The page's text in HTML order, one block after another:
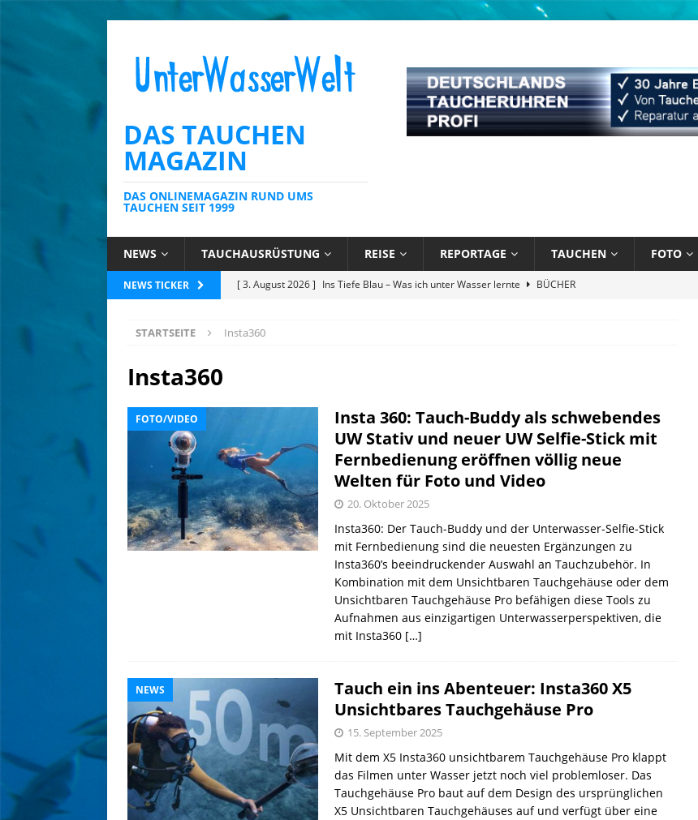
DAS TAUCHEN
MAGAZIN
DAS ONLINEMAGAZIN RUND UMS
TAUCHEN SEIT 1999
NEWS TAUCHAUSRÜSTUNG REISE REPORTAGE TAUCHEN FOTO
NEWS TICKER [ 3. August 2026 ] Ins Tiefe Blau – Was ich unter Wasser lernte
BÜCHER
[ 14. Juli 2026 ]
[ 4. August 2026 ]
Editorial August 2026 EDITORIAL
STARTSEITE Insta360
Insta360
FOTO/VIDEO
Insta 360: Tauch-Buddy als schwebendes
UW Stativ und neuer UW Selfie-Stick mit
Fernbedienung eröffnen völlig neue
Welten für Foto und Video
20. Oktober 2025
Insta360: Der Tauch-Buddy und der Unterwasser-Selfie-Stick
mit Fernbedienung sind die neuesten Ergänzungen zu
Insta360’s beeindruckender Auswahl an Tauchzubehör. In
Kombination mit dem Unsichtbaren Tauchgehäuse oder dem
Unsichtbaren Tauchgehäuse Pro befähigen diese Tools zu
Aufnahmen aus einzigartigen Unterwasserperspektiven, die
mit Insta360 […]
NEWS
Tauch ein ins Abenteuer: Insta360 X5
Unsichtbares Tauchgehäuse Pro
15. September 2025
Mit dem X5 Insta360 unsichtbarem Tauchgehäuse Pro klappt
das Filmen unter Wasser jetzt noch viel problemloser. Das
Tauchgehäuse Pro baut auf dem Design des ursprünglichen
X5 Unsichtbaren Tauchgehäuses auf und verfügt über eine